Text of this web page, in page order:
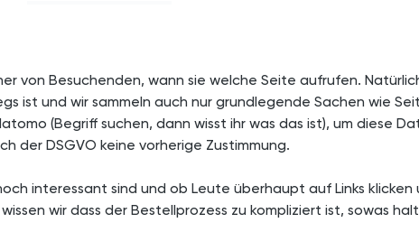
von Besuchenden, wann sie welche Seite aufrufen.
ist und wir sammeln auch nur grundlegende Sachen wie
(Begriff suchen, dann wisst ihr was das ist), um diese
der DSGVO keine vorherige Zustimmung.
interessant sind und ob Leute überhaupt auf Links
wir dass der Bestellprozess zu kompliziert ist, sowas